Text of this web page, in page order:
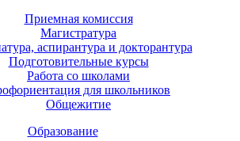
Приемная комиссия
Магистратура
аспирантура и докторантура
Подготовительные курсы
Работа со школами
для школьников
Общежитие
Образование